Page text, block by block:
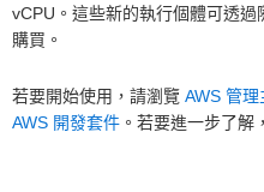
vCPU。這些新的執行個體可透
購買。
若要開始使用，請瀏覽 AWS 管理
AWS 開發套件 。若要進一步了解